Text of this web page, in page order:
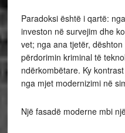
Paradoksi është i qartë:
investon në survejim dhe
vet; nga ana tjetër,
përdorimin kriminal të
ndërkombëtare. Ky
nga mjet modernizimi në
Një fasadë moderne mbi